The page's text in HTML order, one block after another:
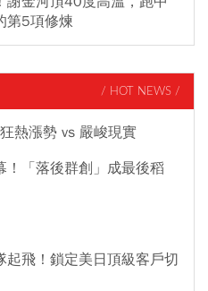
第5項修煉
/ HOT NEWS /
熱漲勢 vs 嚴峻現實
！「落後群創」成最後稻
飛！鎖定美日頂級客戶切